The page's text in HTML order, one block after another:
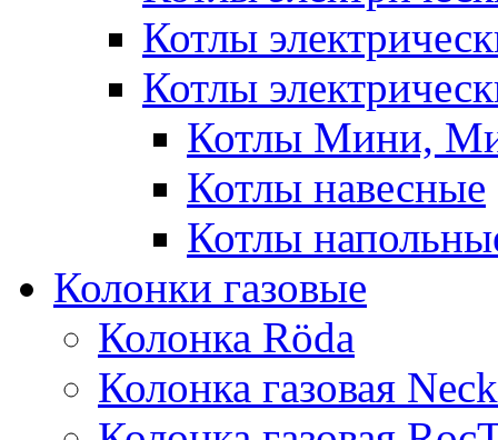
Котлы
Котлы
Котлы Мини,
Котлы навесные
Котлы
Колонки газовые
Колонка Rӧda
Колонка газовая